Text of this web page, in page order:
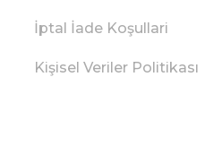
İptal İade Koşullari
Kişisel Veriler Politikası